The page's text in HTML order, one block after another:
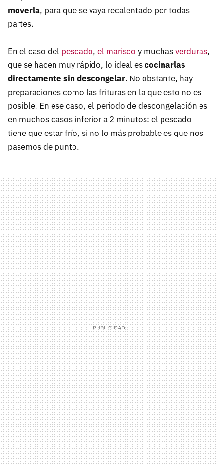
moverla, para que se vaya recalentado por todas
partes.
En el caso del pescado, el marisco y muchasverduras,
que se hacen muy rápido, lo ideal escocinarlas
directamente sin descongelar. No obstante, hay
preparaciones como las frituras en la que esto no es
posible. En ese caso, el periodo de descongelación es
en muchos casos inferior a 2 minutos: el pescado
tiene que estar frío, si no lo más probable es que nos
pasemos de punto.